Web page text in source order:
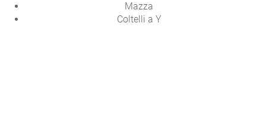
Mazza
Coltelli a Y